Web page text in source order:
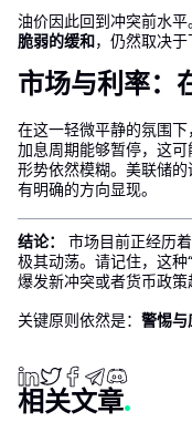
油价因此回到冲突前水
脆弱的缓和，仍然取决于
市场与利率：
在这一轻微平静的氛围
加息周期能够暂停，这可
形势依然模糊。美联储
有明确的方向显现。
结论：
市场目前正经历
极其动荡。请记住，这
爆发新冲突或者货币政策
关键原则依然是： 警惕与
相关文章